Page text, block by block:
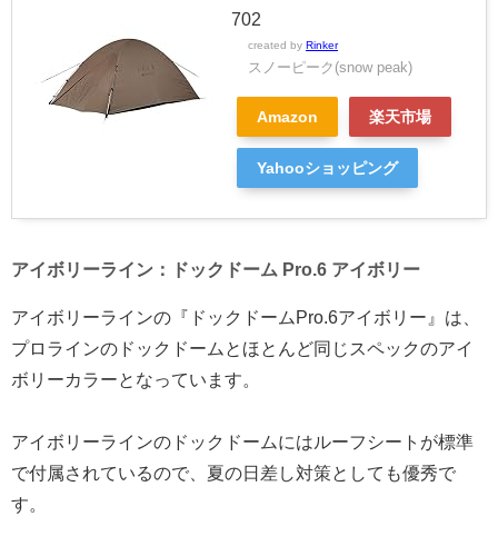
702
created by Rinker
スノーピーク(snow peak)
Amazon 楽天市場
Yahooショッピング
アイボリーライン：ドックドーム Pro.6 アイボリー
アイボリーラインの『ドックドームPro.6アイボリー』は、
プロラインのドックドームとほとんど同じスペックのアイ
ボリーカラーとなっています。
アイボリーラインのドックドームにはルーフシートが標準
で付属されているので、夏の日差し対策としても優秀で
す。